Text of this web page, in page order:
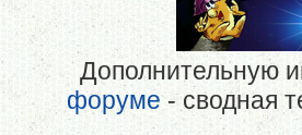
Дополнительную
форуме- сводная